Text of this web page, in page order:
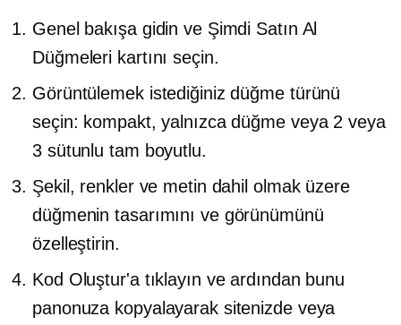
Genel bakışa gidin ve Şimdi Satın Al
Düğmeleri kartını seçin.
Görüntülemek istediğiniz düğme türünü
seçin: kompakt, yalnızca düğme veya 2 veya
3 sütunlu tam boyutlu.
Şekil, renkler ve metin dahil olmak üzere
düğmenin tasarımını ve görünümünü
özelleştirin.
Kod Oluştur'a tıklayın ve ardından bunu
panonuza kopyalayarak sitenizde veya